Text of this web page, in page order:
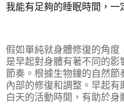
我能有足夠的睡眠時間，一
假如單純就身體修復的角度
是早起對身體有著不同的
節奏。根據生物鐘的自然
內部的修復和調整。早起有
白天的活動時間，有助於